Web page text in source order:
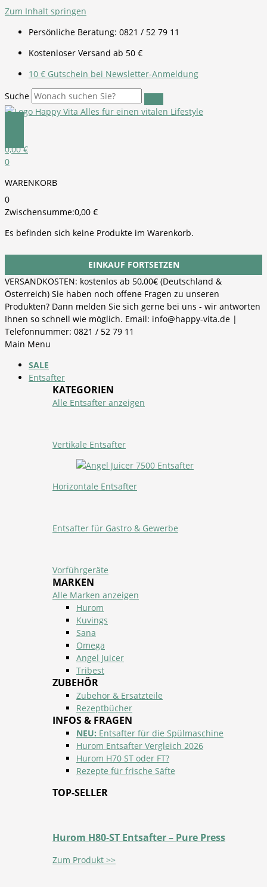
Zum Inhalt springen
Persönliche Beratung: 0821 / 52 79 11
Kostenloser Versand ab 50 €
10 € Gutschein bei Newsletter-Anmeldung
Suche
0,00€
0
WARENKORB
0
Zwischensumme:0,00 €
Es befinden sich keine Produkte im Warenkorb.
EINKAUF FORTSETZEN
VERSANDKOSTEN: kostenlos ab 50,00€ (Deutschland &
Österreich) Sie haben noch offene Fragen zu unseren
Produkten? Dann melden Sie sich gerne bei uns - wir antworten
Ihnen so schnell wie möglich. Email: info@happy-vita.de |
Telefonnummer: 0821 / 52 79 11
Main Menu
SALE
Entsafter
KATEGORIEN
Alle Entsafter anzeigen
Vertikale Entsafter
Horizontale Entsafter
Entsafter für Gastro & Gewerbe
Vorführgeräte
MARKEN
Alle Marken anzeigen
Hurom
Kuvings
Sana
Omega
Angel Juicer
Tribest
ZUBEHÖR
Zubehör & Ersatzteile
Rezeptbücher
INFOS & FRAGEN
NEU: Entsafter für die Spülmaschine
Hurom Entsafter Vergleich 2026
Hurom H70 ST oder FT?
Rezepte für frische Säfte
TOP-SELLER
Hurom H80-ST Entsafter – Pure Press
Zum Produkt >>